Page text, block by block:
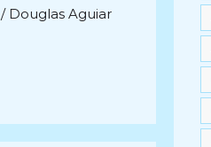
Douglas Aguiar